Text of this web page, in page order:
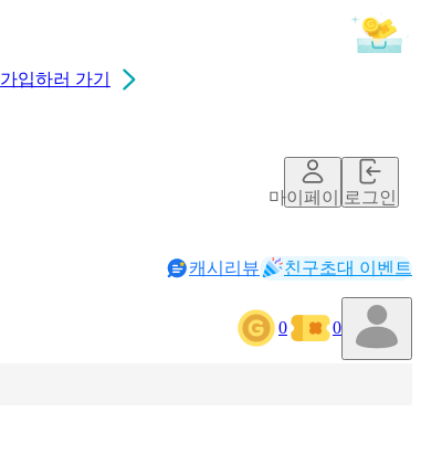
가입하러 가기
마이페이지로그인
캐시리뷰 친구초대 이벤트
0 0